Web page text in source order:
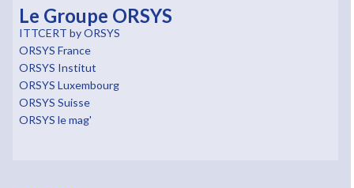
Le Groupe ORSYS
ITTCERT by ORSYS
ORSYS France
ORSYS Institut
ORSYS Luxembourg
ORSYS Suisse
ORSYS le mag'